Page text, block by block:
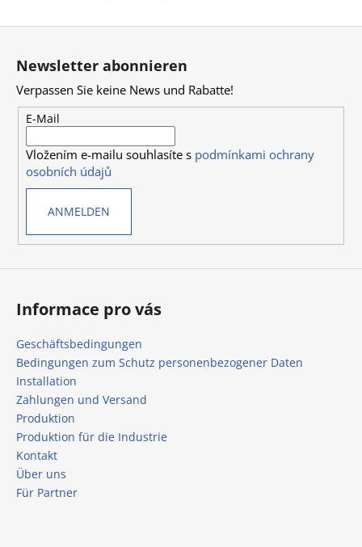
F
Newsletter abonnieren
Verpassen Sie keine News und Rabatte!
E-Mail
Vložením e-mailu souhlasíte s podmínkami ochrany
osobních údajů
ANMELDEN
Informace pro vás
Geschäftsbedingungen
Bedingungen zum Schutz personenbezogener Daten
Installation
Zahlungen und Versand
Produktion
Produktion für die Industrie
Kontakt
Über uns
Für Partner